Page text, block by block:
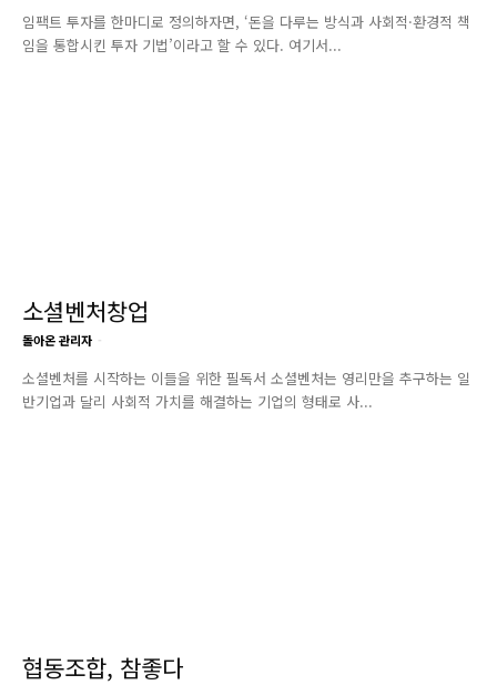
임팩트 투자를 한마디로 정의하자면, ‘돈을 다루는 방식과 사회적·환경적 책
임을 통합시킨 투자 기법’이라고 할 수 있다. 여기서...
소셜벤처창업
돌아온 관리자 -
소셜벤처를 시작하는 이들을 위한 필독서 소셜벤처는 영리만을 추구하는 일
반기업과 달리 사회적 가치를 해결하는 기업의 형태로 사...
협동조합, 참좋다